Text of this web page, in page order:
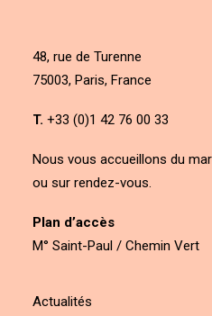
48, rue de Turenne
75003, Paris, France
T. +33 (0)1 42 76 00 33
Nous vous accueillons du
ou sur rendez-vous.
Plan d’accès
M° Saint-Paul / Chemin Vert
Actualités